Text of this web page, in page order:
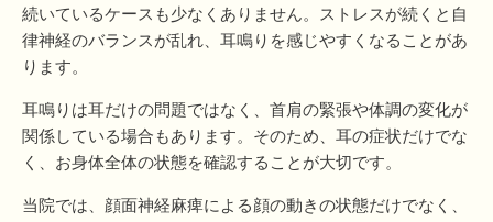
続いているケースも少なくありません。ストレスが続くと自
律神経のバランスが乱れ、耳鳴りを感じやすくなることがあ
ります。
耳鳴りは耳だけの問題ではなく、首肩の緊張や体調の変化が
関係している場合もあります。そのため、耳の症状だけでな
く、お身体全体の状態を確認することが大切です。
当院では、顔面神経麻痺による顔の動きの状態だけでなく、